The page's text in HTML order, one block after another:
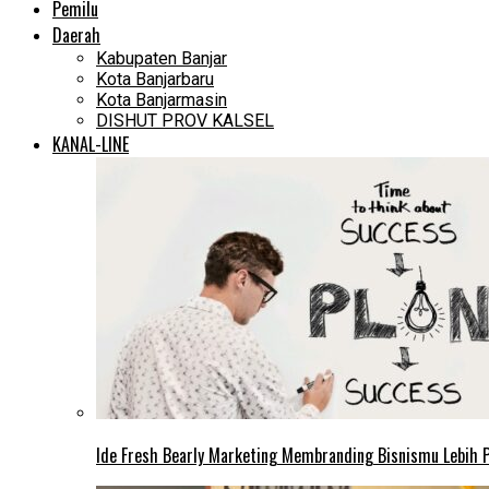
Pemilu
Daerah
Kabupaten Banjar
Kota Banjarbaru
Kota Banjarmasin
DISHUT PROV KALSEL
KANAL-LINE
Ide Fresh Bearly Marketing Membranding Bisnismu Lebih